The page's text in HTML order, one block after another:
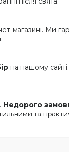
магазині. Ми
на нашому
Недорого
та